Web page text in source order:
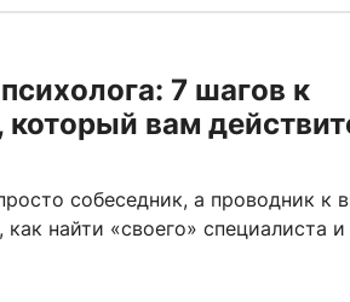
7 шагов к
который вам
собеседник, а проводник к
как найти «своего» специалиста